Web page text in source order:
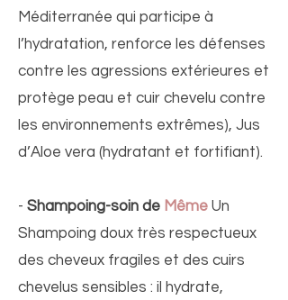
Méditerranée qui participe à
l’hydratation, renforce les défenses
contre les agressions extérieures et
protège peau et cuir chevelu contre
les environnements extrêmes), Jus
d’Aloe vera (hydratant et fortifiant).
- Shampoing-soin de Même Un
Shampoing doux très respectueux
des cheveux fragiles et des cuirs
chevelus sensibles : il hydrate,